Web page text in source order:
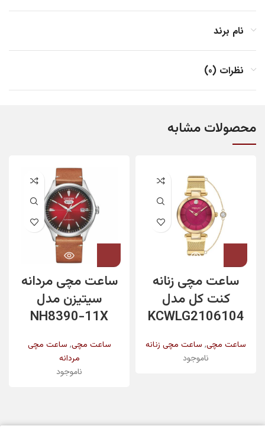
نام برند
نظرات (0)
محصولات مشابه
ساعت مچی زنانه
کنت کل مدل
KCWLG2106104
ساعت مچی, ساعت مچی زنانه
ناموجود
ساعت مچی مردانه
سیتیزن مدل
NH8390-11X
ساعت مچی, ساعت مچی
مردانه
ناموجود